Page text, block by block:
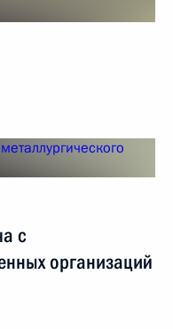
с
организаций